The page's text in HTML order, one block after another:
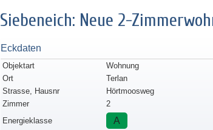
Siebeneich: Neue 2-
Eckdaten
Objektart
Wohnung
Ort
Terlan
Strasse, Hausnr
Hörtmoosweg
Zimmer
2
Energieklasse
A